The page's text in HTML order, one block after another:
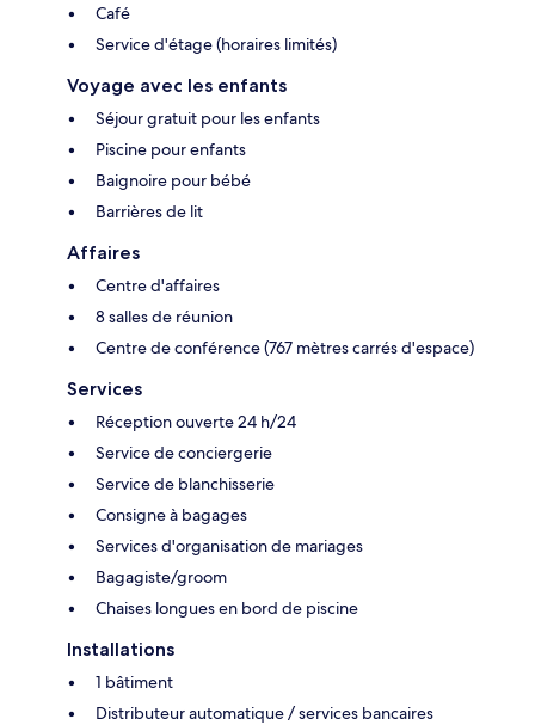
Café
Service d'étage (horaires limités)
Voyage avec les enfants
Séjour gratuit pour les enfants
Piscine pour enfants
Baignoire pour bébé
Barrières de lit
Affaires
Centre d'affaires
8 salles de réunion
Centre de conférence (767 mètres carrés d'espace)
Services
Réception ouverte 24 h/24
Service de conciergerie
Service de blanchisserie
Consigne à bagages
Services d'organisation de mariages
Bagagiste/groom
Chaises longues en bord de piscine
Installations
1 bâtiment
Distributeur automatique / services bancaires